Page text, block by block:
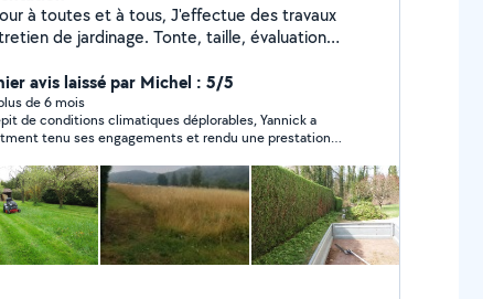
toutes et à tous, J'effectue des travaux
de jardinage. Tonte, taille, évaluation
Merci
avis laissé par Michel : 5/5
de 6 mois
de conditions climatiques déplorables, Yannick a
tenu ses engagements et rendu une prestation
à nouveau pour l'entretien de mes espaces
Compte tenu de la quantité et de la qualité du travail
j'ai été au delà de sa demande de rétribution pour sa